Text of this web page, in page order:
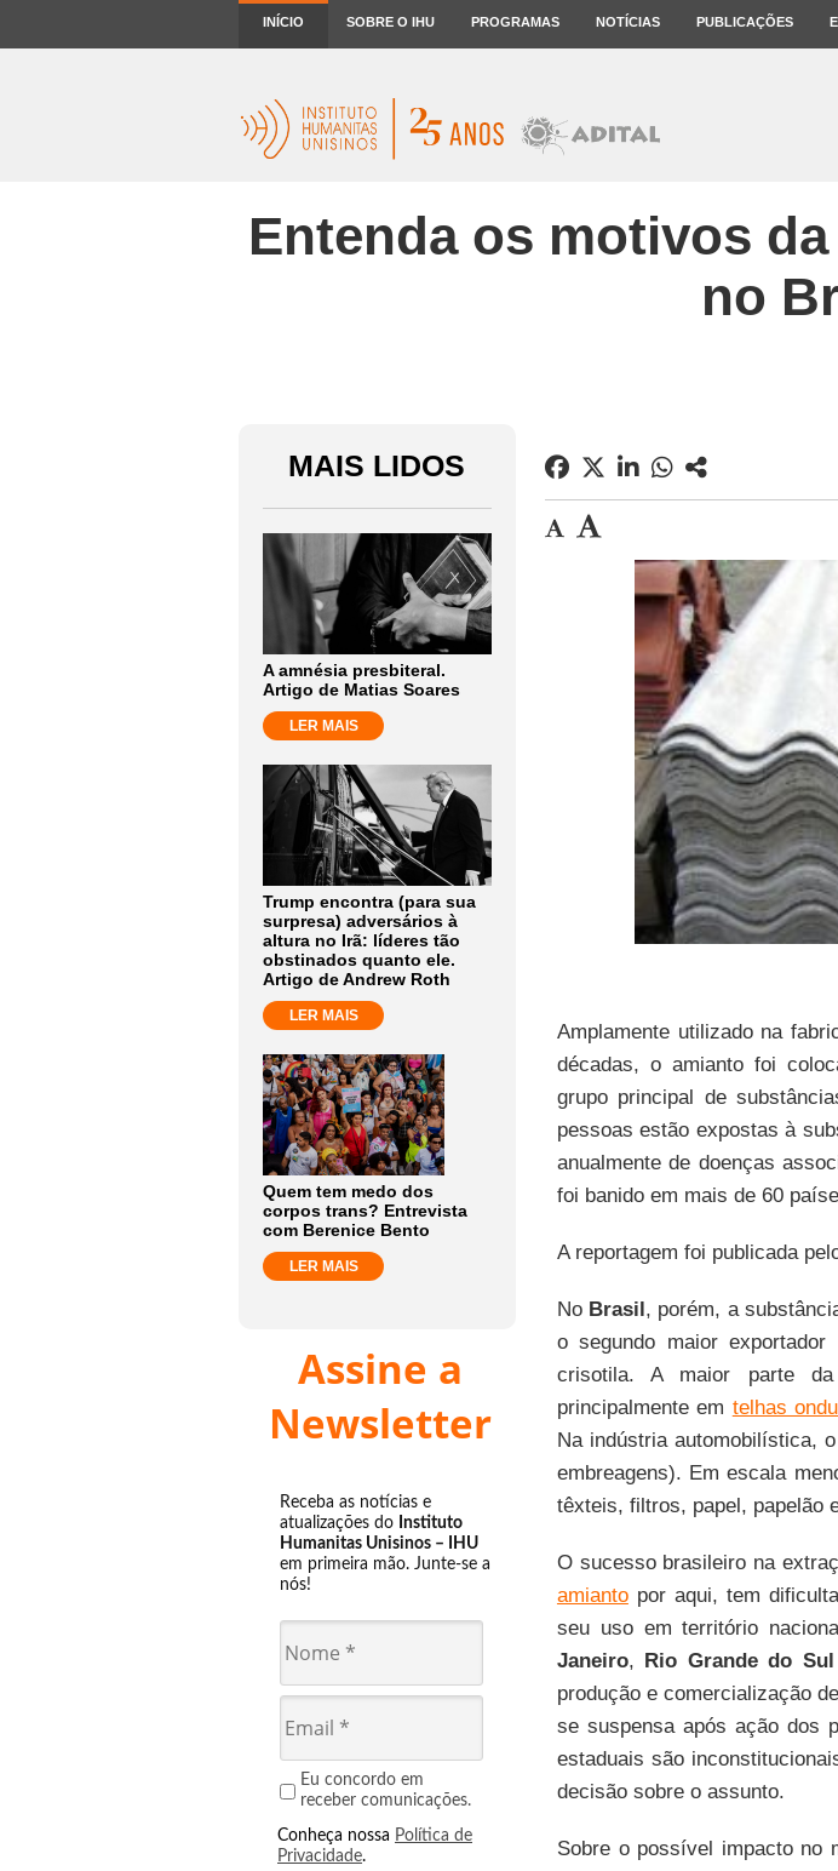
INÍCIO SOBRE O IHU PROGRAMAS NOTÍCIAS PUBLICAÇÕES
Entenda os motivos
no
MAIS LIDOS
A amnésia presbiteral.
Artigo de Matias Soares
LER MAIS
Trump encontra (para sua
surpresa) adversários à
altura no Irã: líderes tão
obstinados quanto ele.
Artigo de Andrew Roth
LER MAIS
Quem tem medo dos
corpos trans? Entrevista
com Berenice Bento
LER MAIS
Assine a
Newsletter
Receba as notícias e
atualizações do Instituto
Humanitas Unisinos – IHU
em primeira mão. Junte-se a
nós!
Eu concordo em
receber comunicações.
Conheça nossa Política de
Privacidade.
Amplamente utilizado na
décadas, o amianto foi
grupo principal de
pessoas estão expostas à
anualmente de doenças
foi banido em mais de 60
A reportagem foi publicada
No Brasil, porém, a
o segundo maior
crisotila. A maior parte da
principalmente em telhas
Na indústria automobilística,
embreagens). Em escala
têxteis, filtros, papel, papelão
O sucesso brasileiro na
amiantopor aqui, tem
seu uso em território
Janeiro, Rio Grande do Sul
produção e comercialização
se suspensa após ação dos
estaduais são
decisão sobre o assunto.
Sobre o possível impacto no